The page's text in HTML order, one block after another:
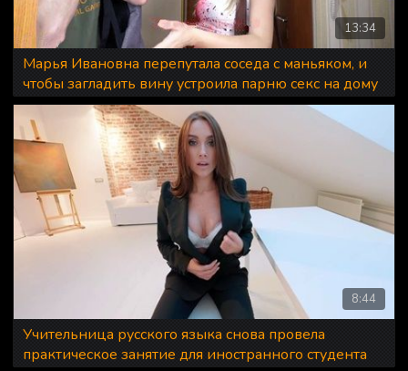
13:34
Марья Ивановна перепутала соседа с маньяком, и
чтобы загладить вину устроила парню секс на дому
8:44
Учительница русского языка снова провела
практическое занятие для иностранного студента